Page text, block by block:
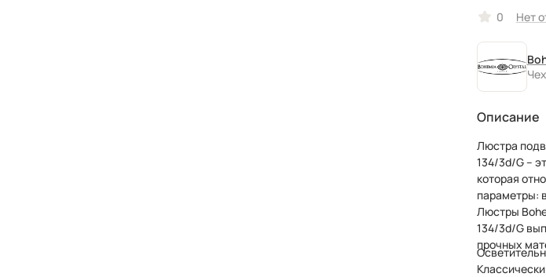
134/
0 Нет
Описание
Люстра
134/3d/G –
которая
параметры: высота 1340 мм, диаметр 840 мм.
Люстры
134/3d/G
прочных